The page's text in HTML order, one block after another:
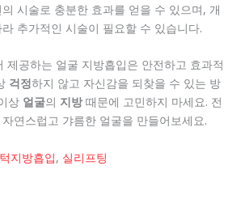
시술로 충분한 효과를 얻을 수 있으며, 개
추가적인 시술이 필요할 수 있습니다.
제공하는 얼굴 지방흡입은 안전하고 효과적
걱정하지 않고 자신감을 되찾을 수 있는 방
상 얼굴의 지방때문에 고민하지 마세요. 전
연스럽고 갸름한 얼굴을 만들어보세요.
지방흡입, 실리프팅